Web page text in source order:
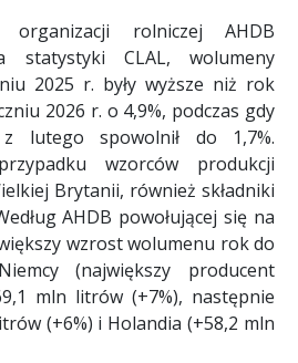
organizacji rolniczej AHDB
statystyki CLAL, wolumeny
2025 r. były wyższe niż rok
2026 r. o 4,9%, podczas gdy
lutego spowolnił do 1,7%.
wzorców produkcji
Brytanii, również składniki
AHDB powołującej się na
wzrost wolumenu rok do
(największy producent
mln litrów (+7%), następnie
(+6%) i Holandia (+58,2 mln